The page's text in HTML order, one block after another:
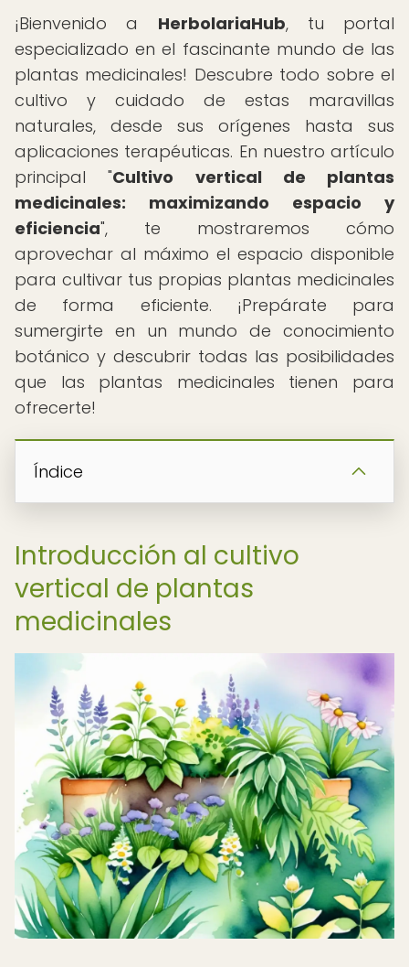
¡Bienvenido a HerbolariaHub, tu portal
especializado en el fascinante mundo de las
plantas medicinales! Descubre todo sobre el
cultivo y cuidado de estas maravillas
naturales, desde sus orígenes hasta sus
aplicaciones terapéuticas. En nuestro artículo
principal "Cultivo vertical de plantas
medicinales: maximizando espacio y
eficiencia", te mostraremos cómo
aprovechar al máximo el espacio disponible
para cultivar tus propias plantas medicinales
de forma eficiente. ¡Prepárate para
sumergirte en un mundo de conocimiento
botánico y descubrir todas las posibilidades
que las plantas medicinales tienen para
ofrecerte!
Índice
Introducción al cultivo
vertical de plantas
medicinales